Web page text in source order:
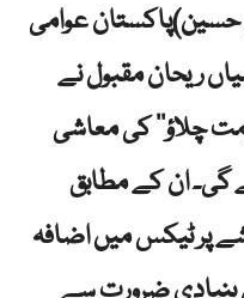
عوامی
ریحان مقبول نے
چلاؤ‘‘ کی معاشی
گی۔ ان کے مطابق
پر ٹیکس میں اضافہ